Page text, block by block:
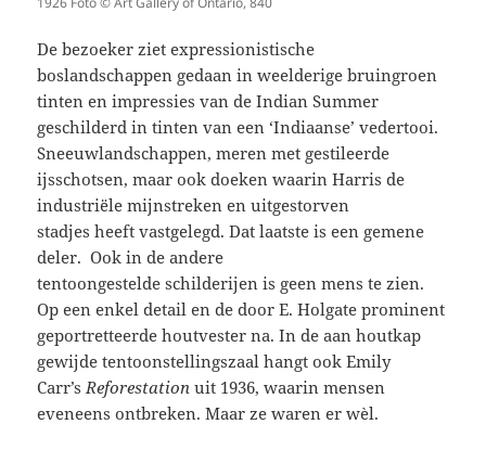
De bezoeker ziet expressionistische
boslandschappen gedaan in weelderige bruingroen
tinten en impressies van de Indian Summer
geschilderd in tinten van een ‘Indiaanse’ vedertooi.
Sneeuwlandschappen, meren met gestileerde
ijsschotsen, maar ook doeken waarin Harris de
industriële mijnstreken en uitgestorven
stadjes heeft vastgelegd. Dat laatste is een gemene
deler. Ook in de andere
tentoongestelde schilderijen is geen mens te zien.
Op een enkel detail en de door E. Holgate prominent
geportretteerde houtvester na. In de aan houtkap
gewijde tentoonstellingszaal hangt ook Emily
Carr’s Reforestation uit 1936, waarin mensen
eveneens ontbreken. Maar ze waren er wèl.